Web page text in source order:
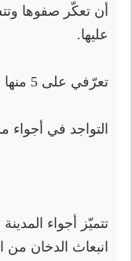
أن تعكّر صفوها
عليها.
تعرّفي على 5 منها في ما يلي:
التواجد في أجواء
تتميّز أجواء
انبعاث الدخان من